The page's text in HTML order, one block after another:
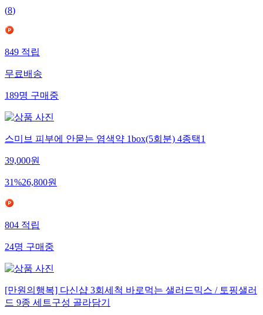
(8)
849적립
무료배송
189명구매중
스미브 피부에 안묻는 염색약 1box(5회분) 4종택1
39,000원
31%26,800원
804적립
24명구매중
[만원의행복] 다신샵 3회세척 바로먹는 샐러드믹스 / 토핑샐러
드 9종 세트구성 골라담기